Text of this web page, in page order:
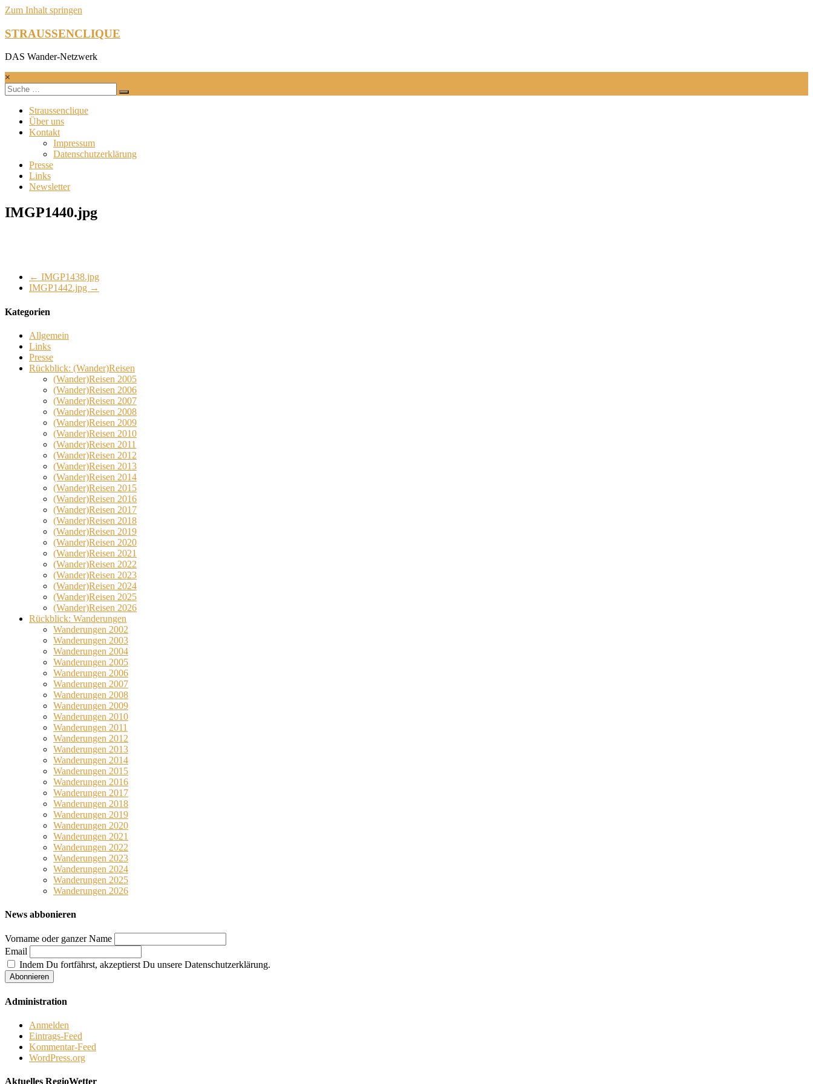
Zum Inhalt springen
STRAUSSENCLIQUE
DAS Wander-Netzwerk
×
Straussenclique
Über uns
Kontakt
Impressum
Datenschutzerklärung
Presse
Links
Newsletter
IMGP1440.jpg
← IMGP1438.jpg
IMGP1442.jpg →
Kategorien
Allgemein
Links
Presse
Rückblick: (Wander)Reisen
(Wander)Reisen 2005
(Wander)Reisen 2006
(Wander)Reisen 2007
(Wander)Reisen 2008
(Wander)Reisen 2009
(Wander)Reisen 2010
(Wander)Reisen 2011
(Wander)Reisen 2012
(Wander)Reisen 2013
(Wander)Reisen 2014
(Wander)Reisen 2015
(Wander)Reisen 2016
(Wander)Reisen 2017
(Wander)Reisen 2018
(Wander)Reisen 2019
(Wander)Reisen 2020
(Wander)Reisen 2021
(Wander)Reisen 2022
(Wander)Reisen 2023
(Wander)Reisen 2024
(Wander)Reisen 2025
(Wander)Reisen 2026
Rückblick: Wanderungen
Wanderungen 2002
Wanderungen 2003
Wanderungen 2004
Wanderungen 2005
Wanderungen 2006
Wanderungen 2007
Wanderungen 2008
Wanderungen 2009
Wanderungen 2010
Wanderungen 2011
Wanderungen 2012
Wanderungen 2013
Wanderungen 2014
Wanderungen 2015
Wanderungen 2016
Wanderungen 2017
Wanderungen 2018
Wanderungen 2019
Wanderungen 2020
Wanderungen 2021
Wanderungen 2022
Wanderungen 2023
Wanderungen 2024
Wanderungen 2025
Wanderungen 2026
News abbonieren
Vorname oder ganzer Name
Email
Indem Du fortfährst, akzeptierst Du unsere Datenschutzerklärung.
Administration
Anmelden
Eintrags-Feed
Kommentar-Feed
WordPress.org
Aktuelles RegioWetter